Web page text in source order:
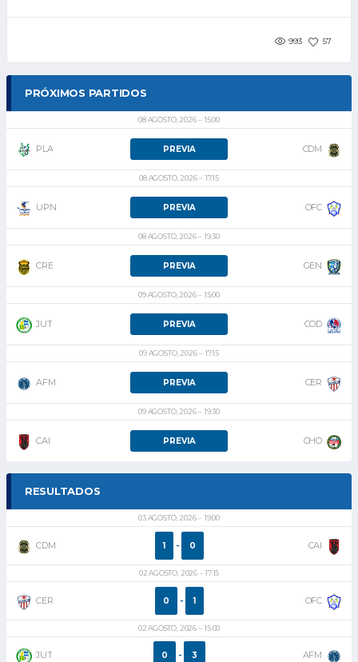
993 57
PRÓXIMOS PARTIDOS
08 AGOSTO, 2026 15:00
PLA CDM
PREVIA
08 AGOSTO, 2026 17:15
UPN OFC
PREVIA
08 AGOSTO, 2026 19:30
CRE GEN
PREVIA
09 AGOSTO, 2026 15:00
COD
JUT PREVIA
09 AGOSTO, 2026 17:15
AFM CER
PREVIA
09 AGOSTO, 2026 19:30
CHO
CAI PREVIA
RESULTADOS
03 AGOSTO, 2026 19:00
CDM CAI
1 - 0
02 AGOSTO, 2026 17:15
OFC
CER 0 - 1
02 AGOSTO, 2026 15:00
AFM
JUT 0 - 3